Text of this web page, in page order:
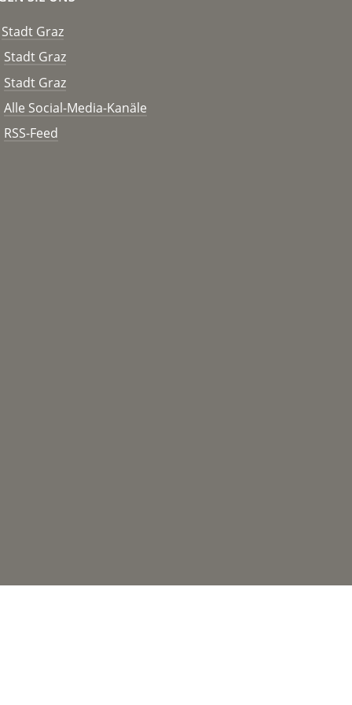
Stadt Graz
Stadt Graz
Stadt Graz
Alle Social-Media-Kanäle
RSS-Feed